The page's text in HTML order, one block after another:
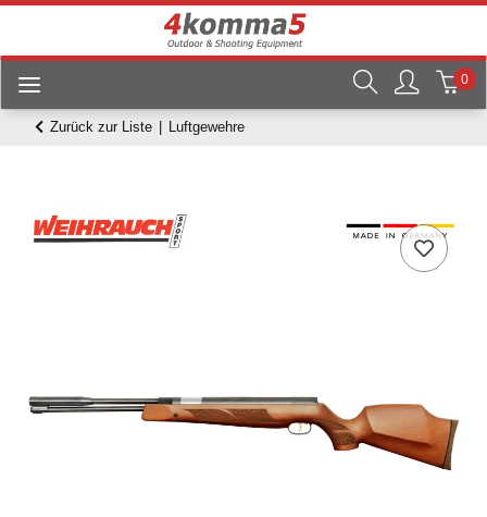
0
Zurück zur Liste Luftgewehre